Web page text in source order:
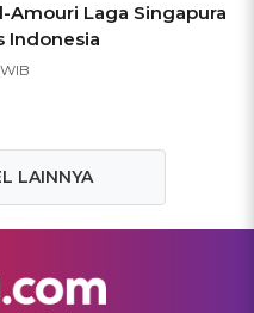
Amouri Laga Singapura
Indonesia
LAINNYA